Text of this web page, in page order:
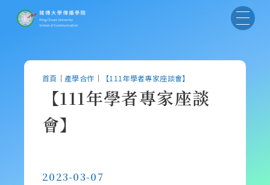
首頁 ｜ 產學合作 ｜ 【111年學者專家座談會】
【111年學者專家座談
會】
2023-03-07